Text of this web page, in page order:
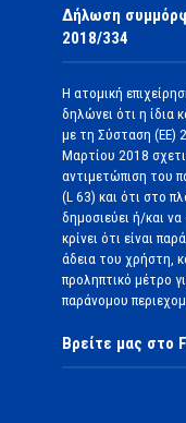
Δήλωση
2018/334
Η ατομική
δηλώνει ότι η ίδια
με τη Σύσταση (ΕΕ)
Μαρτίου 2018
αντιμετώπιση του
(L 63) και ότι στο
δημοσιεύει ή/και
κρίνει ότι είναι
άδεια του χρήστη,
προληπτικό μέτρο
παράνομου
Βρείτε μας στο